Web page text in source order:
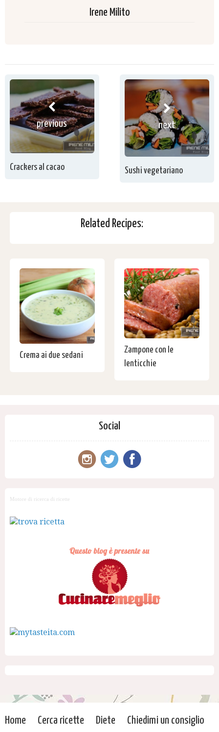
Irene Milito
previous
Crackers al cacao
next
Sushi vegetariano
Related Recipes:
Crema ai due sedani
Zampone con le
lenticchie
Social
Motore di ricerca di ricette
Home Cerca ricette Diete
Chiedimi un consiglio